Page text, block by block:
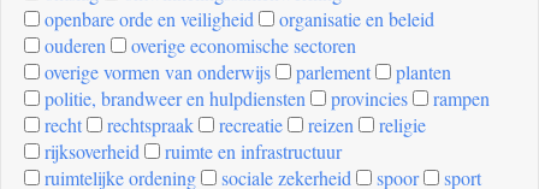
openbare orde en veiligheid
organisatie en beleid
ouderen
overige economische sectoren
overige vormen van onderwijs
parlement
planten
politie, brandweer en hulpdiensten
provincies
rampen
recht
rechtspraak recreatie reizen
religie
rijksoverheid
ruimte en infrastructuur
ruimtelijke ordening
sociale zekerheid spoor
sport